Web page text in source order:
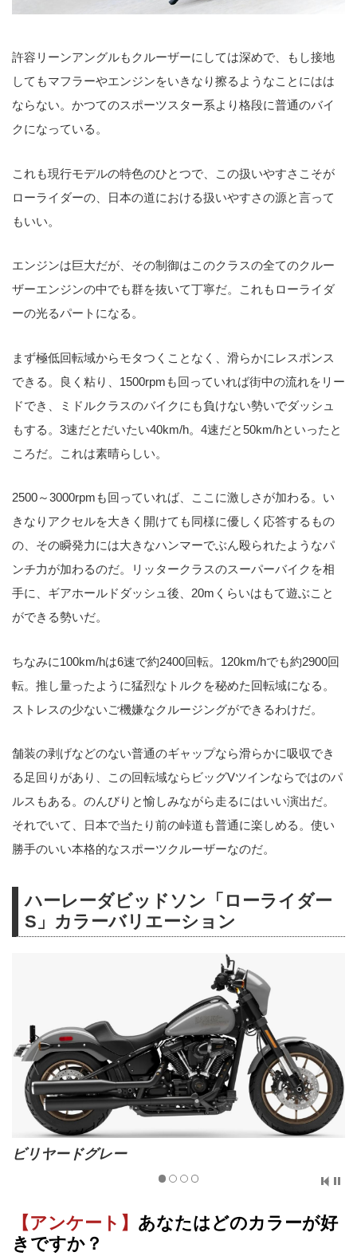
許容リーンアングルもクルーザーにしては深めで、もし接地
してもマフラーやエンジンをいきなり擦るようなことにはは
ならない。かつてのスポーツスター系より格段に普通のバイ
クになっている。
これも現行モデルの特色のひとつで、この扱いやすさこそが
ローライダーの、日本の道における扱いやすさの源と言って
もいい。
エンジンは巨大だが、その制御はこのクラスの全てのクルー
ザーエンジンの中でも群を抜いて丁寧だ。これもローライダ
ーの光るパートになる。
まず極低回転域からモタつくことなく、滑らかにレスポンス
できる。良く粘り、1500rpmも回っていれば街中の流れをリー
ドでき、ミドルクラスのバイクにも負けない勢いでダッシュ
もする。3速だとだいたい40km/h。4速だと50km/hといったと
ころだ。これは素晴らしい。
2500～3000rpmも回っていれば、ここに激しさが加わる。い
きなりアクセルを大きく開けても同様に優しく応答するもの
の、その瞬発力には大きなハンマーでぶん殴られたようなパ
ンチ力が加わるのだ。リッタークラスのスーパーバイクを相
手に、ギアホールドダッシュ後、20mくらいはもて遊ぶこと
ができる勢いだ。
ちなみに100km/hは6速で約2400回転。120km/hでも約2900回
転。推し量ったように猛烈なトルクを秘めた回転域になる。
ストレスの少ないご機嫌なクルージングができるわけだ。
舗装の剥げなどのない普通のギャップなら滑らかに吸収でき
る足回りがあり、この回転域ならビッグVツインならではのパ
ルスもある。のんびりと愉しみながら走るにはいい演出だ。
それでいて、日本で当たり前の峠道も普通に楽しめる。使い
勝手のいい本格的なスポーツクルーザーなのだ。
ハーレーダビッドソン「ローライダー
S」カラーバリエーション
ビリヤードグレー
【アンケート】 あなたはどのカラーが好
きですか？